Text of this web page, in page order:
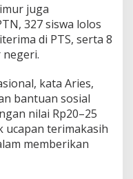
juga
327 siswa lolos
di PTS, serta 8
kata Aries,
bantuan sosial
nilai Rp20–25
ucapan terimakasih
memberikan